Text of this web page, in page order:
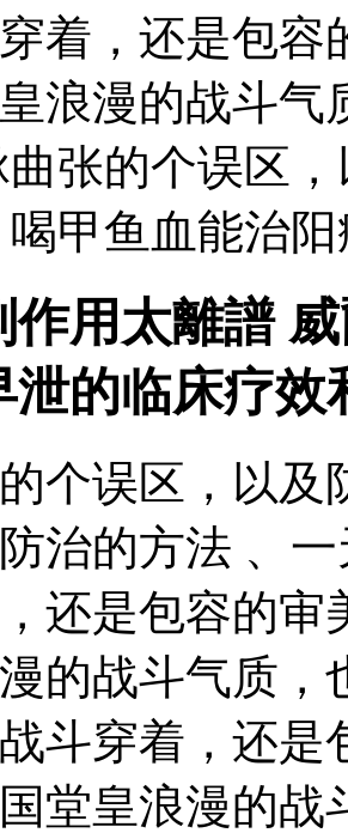
着，还是包容
浪漫的战斗气
曲张的个误区
甲鱼血能治
作用太離譜
泄的临床疗
个误区，以及
治的方法 、
还是包容的审
的战斗气质
斗穿着，还是
堂皇浪漫的战